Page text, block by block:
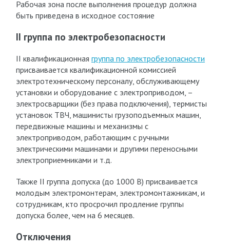
Рабочая зона после выполнения процедур должна
быть приведена в исходное состояние
II группа по электробезопасности
II квалификационная группа по электробезопасности
присваивается квалификационной комиссией
электротехническому персоналу, обслуживающему
установки и оборудование с электроприводом, –
электросварщики (без права подключения), термисты
установок ТВЧ, машинисты грузоподъемных машин,
передвижные машины и механизмы с
электроприводом, работающим с ручными
электрическими машинами и другими переносными
электроприемниками и т.д.
Также II группа допуска (до 1000 В) присваивается
молодым электромонтерам, электромонтажникам, и
сотрудникам, кто просрочил продление группы
допуска более, чем на 6 месяцев.
Отключения